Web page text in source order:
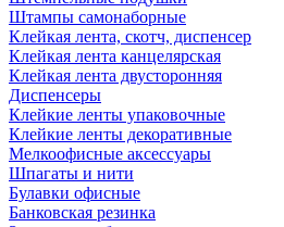
Штампы самонаборные
Клейкая лента, скотч, диспенсер
Клейкая лента канцелярская
Клейкая лента двусторонняя
Диспенсеры
Клейкие ленты упаковочные
Клейкие ленты декоративные
Мелкоофисные аксессуары
Шпагаты и нити
Булавки офисные
Банковская резинка